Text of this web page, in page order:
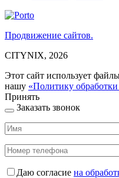
Продвижение сайтов.
CITYNIX, 2026
Этот сайт использует
нашу «Политику
Принять
Заказать звонок
Даю согласие на